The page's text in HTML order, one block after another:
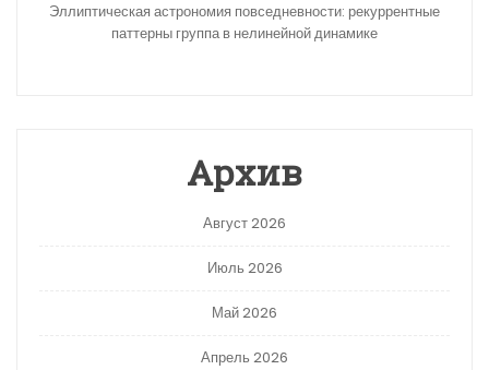
Эллиптическая астрономия повседневности: рекуррентные
паттерны группа в нелинейной динамике
Архив
Август 2026
Июль 2026
Май 2026
Апрель 2026